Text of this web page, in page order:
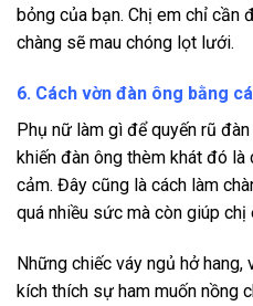
bỏng của bạn. Chị em chỉ cần
chàng sẽ mau chóng lọt lưới.
6. Cách vờn đàn ông bằng
Phụ nữ làm gì để quyến rũ
khiến đàn ông thèm khát đó
cảm. Đây cũng là cách làm
quá nhiều sức mà còn giúp chị
Những chiếc váy ngủ hở
kích thích sự ham muốn nồng